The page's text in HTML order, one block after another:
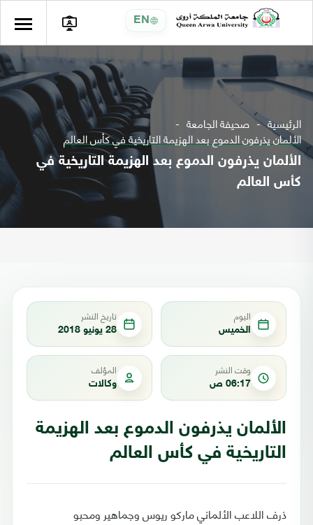
EN
الرئيسية صحيفة الجامعة
الألمان يذرفون الدموع بعد الهزيمة التاريخية في كأس العالم
الألمان يذرفون الدموع بعد الهزيمة التاريخية في
كأس العالم
اليوم
الخميس
تاريخ النشر
28 يونيو 2018
وقت النشر
06:17 ص
المؤلف
وكالات
الألمان يذرفون الدموع بعد الهزيمة
التاريخية في كأس العالم
ذرف اللاعب الألماني ماركو ريوس وجماهير ومحبو